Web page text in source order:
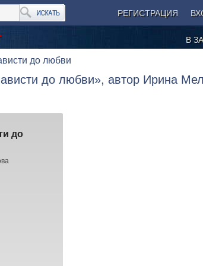
РЕГИСТРАЦИЯ
В
до любви
до любви», автор Ирина
до